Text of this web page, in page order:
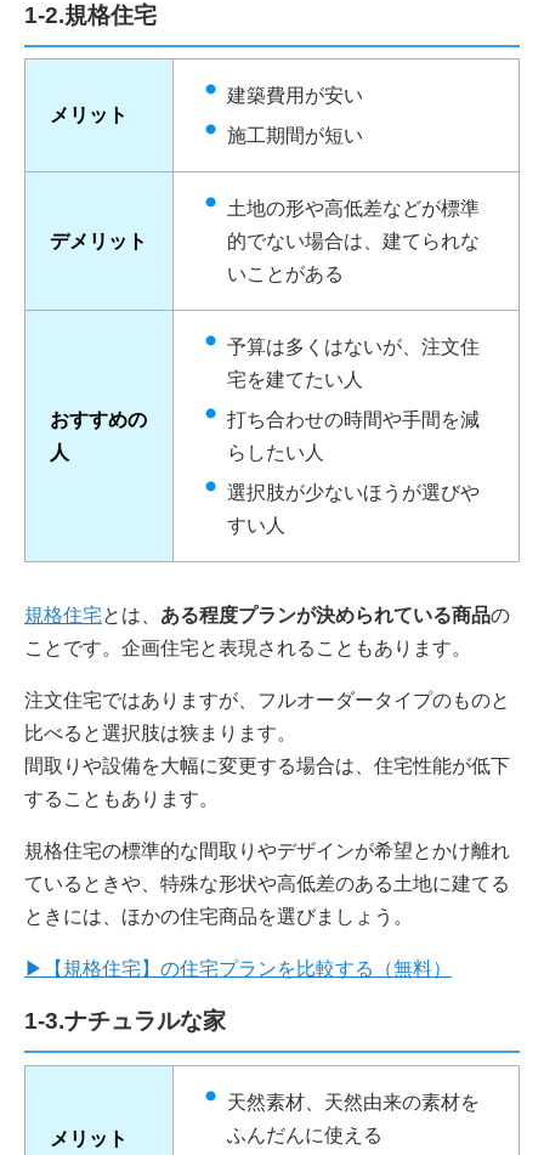
1-2.規格住宅
メリット
建築費用が安い
施工期間が短い
デメリット
土地の形や高低差などが標準
的でない場合は、建てられな
いことがある
おすすめの
人
予算は多くはないが、注文住
宅を建てたい人
打ち合わせの時間や手間を減
らしたい人
選択肢が少ないほうが選びや
すい人
規格住宅とは、 ある程度プランが決められている商品の
ことです。企画住宅と表現されることもあります。
注文住宅ではありますが、フルオーダータイプのものと
比べると選択肢は狭まります。
間取りや設備を大幅に変更する場合は、住宅性能が低下
することもあります。
規格住宅の標準的な間取りやデザインが希望とかけ離れ
ているときや、特殊な形状や高低差のある土地に建てる
ときには、ほかの住宅商品を選びましょう。
▶【規格住宅】の住宅プランを比較する（無料）
1-3.ナチュラルな家
メリット
天然素材、天然由来の素材を
ふんだんに使える